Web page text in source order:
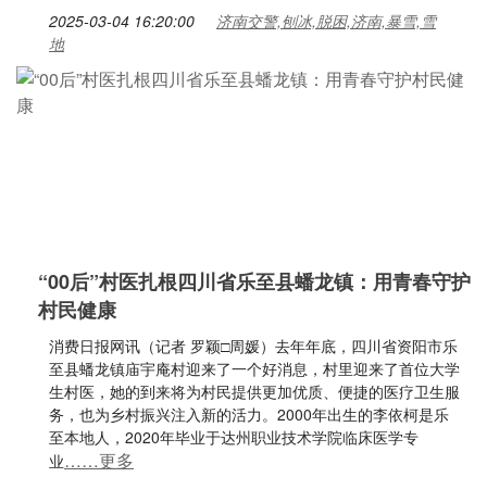
2025-03-04 16:20:00
济南交警,刨冰,脱困,济南,暴雪,雪
地
“00后”村医扎根四川省乐至县蟠龙镇：用青春守护
村民健康
消费日报网讯（记者 罗颖□周媛）去年年底，四川省资阳市乐
至县蟠龙镇庙宇庵村迎来了一个好消息，村里迎来了首位大学
生村医，她的到来将为村民提供更加优质、便捷的医疗卫生服
务，也为乡村振兴注入新的活力。2000年出生的李依柯是乐
至本地人，2020年毕业于达州职业技术学院临床医学专
业……更多